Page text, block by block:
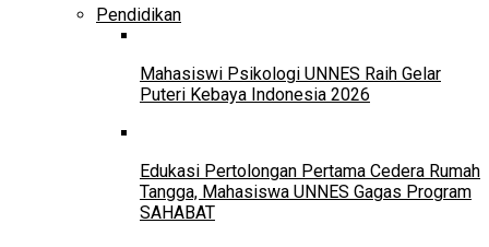
Pendidikan
Mahasiswi Psikologi UNNES Raih Gelar
Puteri Kebaya Indonesia 2026
Edukasi Pertolongan Pertama Cedera Rumah
Tangga, Mahasiswa UNNES Gagas Program
SAHABAT